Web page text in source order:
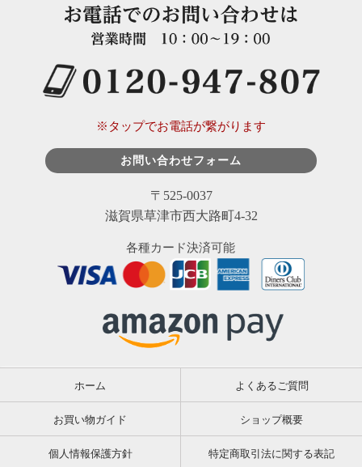
※タップでお電話が繋がります
お問い合わせフォーム
〒525-0037
滋賀県草津市西大路町4-32
各種カード決済可能
ホーム よくあるご質問
お買い物ガイド ショップ概要
個人情報保護方針 特定商取引法に関する表記